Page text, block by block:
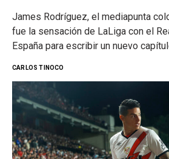
James Rodríguez, el mediapunta
fue la sensación de LaLiga con el
España para escribir un nuevo
CARLOS TINOCO